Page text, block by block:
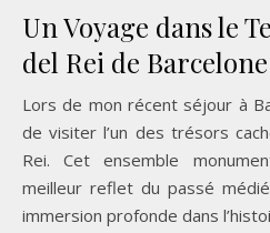
Un Voyage dans le
del Rei de Barcelone
Lors de mon récent séjour à Barcelone, j’ai eu le privilège
de visiter l’un des trésors
Rei. Cet ensemble
meilleur reflet du passé
immersion profonde dans